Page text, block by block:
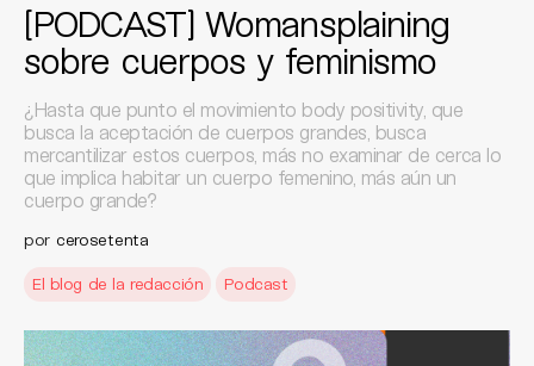
[PODCAST] Womansplaining
sobre cuerpos y feminismo
¿Hasta que punto el movimiento body positivity, que
busca la aceptación de cuerpos grandes, busca
mercantilizar estos cuerpos, más no examinar de cerca lo
que implica habitar un cuerpo femenino, más aún un
cuerpo grande?
por cerosetenta
El blog de la redacción Podcast